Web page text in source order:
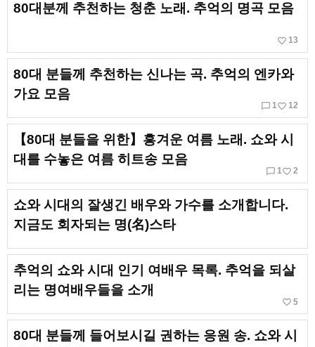
80대분께 추천하는 청춘 노래. 추억의 명곡 모음
favorite_border 13
80대 분들께 추천하는 신나는 곡. 추억의 엔카와
가요 모음
chat_bubble_outline 1 favorite_border 12
【80대 분들을 위한】흥겨운 여름 노래. 쇼와 시
대를 수놓은 여름 히트송 모음
chat_bubble_outline 1favorite_border 2
쇼와 시대의 잘생긴 배우와 가수를 소개합니다.
지금도 회자되는 명(名)스타
추억의 쇼와 시대 인기 여배우 목록. 추억을 되살
리는 명여배우들을 소개
favorite_border 5
80대 분들께 들어보시길 권하는 응원 송. 쇼와 시